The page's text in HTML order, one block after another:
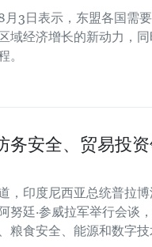
3日表示，东盟各国需
域经济增长的新动力，
。
务安全、贸易投
，印度尼西亚总统普拉
努廷·参威拉军举行会谈
粮食安全、能源和数字技